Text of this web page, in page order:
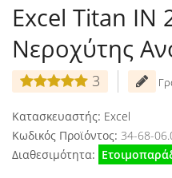
Excel Titan IN
Νεροχύτης
3
Κατασκευαστής: Excel
Κωδικός Προϊόντος: 34-68-
Διαθεσιμότητα: